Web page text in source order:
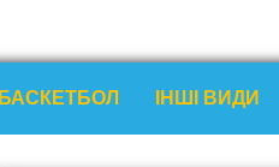
БАСКЕТБОЛ ІНШІ ВИДИ